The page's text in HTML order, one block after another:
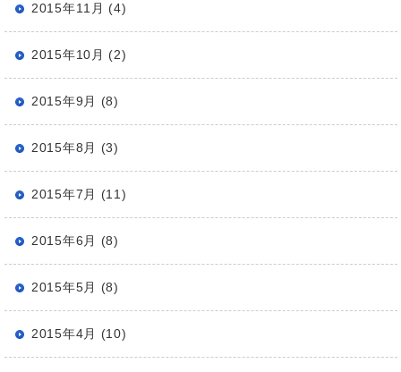
2015年11月 (4)
2015年10月 (2)
2015年9月 (8)
2015年8月 (3)
2015年7月 (11)
2015年6月 (8)
2015年5月 (8)
2015年4月 (10)